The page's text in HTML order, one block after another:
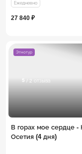
Ежедневно
27 840 ₽
Этнотур
5 / 2 отзыва
В горах мое сердце
Осетия (4 дня)